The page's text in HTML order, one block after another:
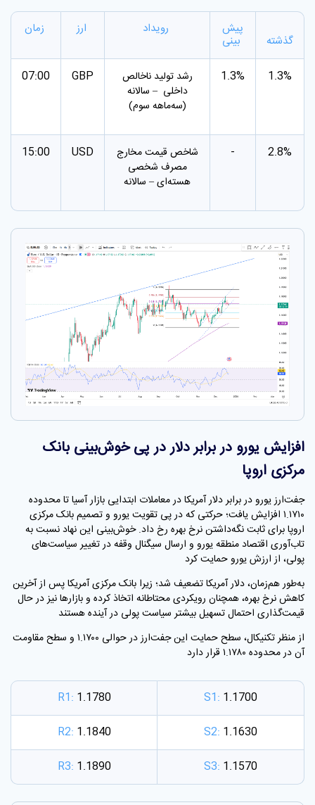
پیش
گذشته
07:00
GBP
رشد تولید ناخالص
داخلی – سالانه
(سه‌ماهه سوم)
1.3% 1.3%
15:00 USD
شاخص قیمت مخارج
مصرف شخصی
هسته‌ای – سالانه
- 2.8%
افزایش یورو در برابر دلار در پی خوش‌بینی بانک
مرکزی اروپا
جفت‌ارز یورو در برابر دلار آمریکا در معاملات ابتدایی بازار آسیا تا محدوده
۱.۱۷۱۰ افزایش یافت؛ حرکتی که در پی تقویت یورو و تصمیم بانک مرکزی
اروپا برای ثابت نگه‌داشتن نرخ بهره رخ داد. خوش‌بینی این نهاد نسبت به
تاب‌آوری اقتصاد منطقه یورو و ارسال سیگنال وقفه در تغییر سیاست‌های
پولی، از ارزش یورو حمایت کرد
به‌طور هم‌زمان، دلار آمریکا تضعیف شد؛ زیرا بانک مرکزی آمریکا پس از آخرین
کاهش نرخ بهره، همچنان رویکردی محتاطانه اتخاذ کرده و بازارها نیز در حال
قیمت‌گذاری احتمال تسهیل بیشتر سیاست پولی در آینده هستند
از منظر تکنیکال، سطح حمایت این جفت‌ارز در حوالی ۱.۱۷۰۰ و سطح مقاومت
آن در محدوده ۱.۱۷۸۰ قرار دارد
R1: 1.1780 S1: 1.1700
R2: 1.1840 S2: 1.1630
R3: 1.1890 S3: 1.1570